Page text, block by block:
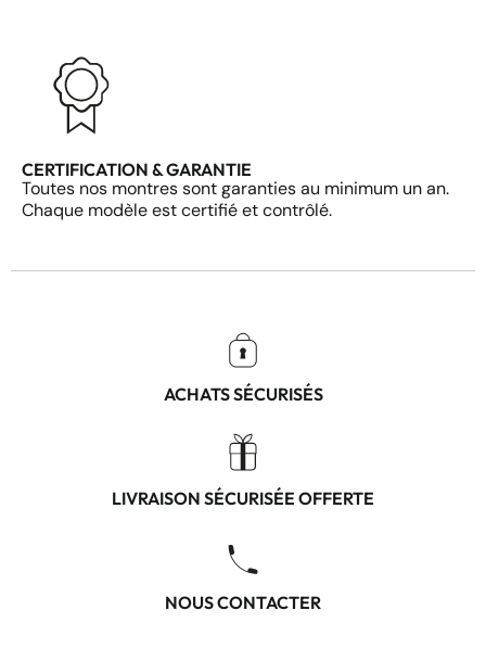
CERTIFICATION & GARANTIE
Toutes nos montres sont garanties au minimum un an.
Chaque modèle est certifié et contrôlé.
ACHATS SÉCURISÉS
LIVRAISON SÉCURISÉE OFFERTE
NOUS CONTACTER